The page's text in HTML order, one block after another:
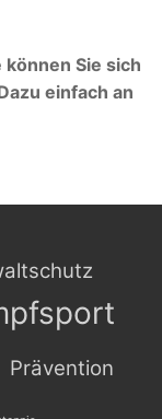
Sie sich
einfach an
Prävention